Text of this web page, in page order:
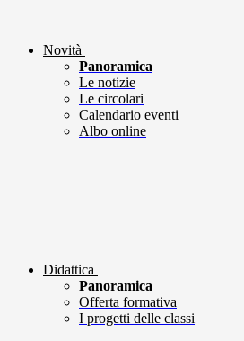
Novità
Panoramica
Le notizie
Le circolari
Calendario eventi
Albo online
Didattica
Panoramica
Offerta formativa
I progetti delle classi